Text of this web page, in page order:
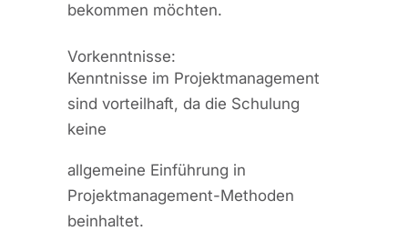
bekommen möchten.
Vorkenntnisse:
Kenntnisse im Projektmanagement
sind vorteilhaft, da die Schulung
keine
allgemeine Einführung in
Projektmanagement-Methoden
beinhaltet.